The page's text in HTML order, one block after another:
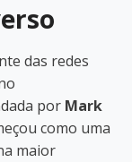
das redes
por Mark
como uma
maior